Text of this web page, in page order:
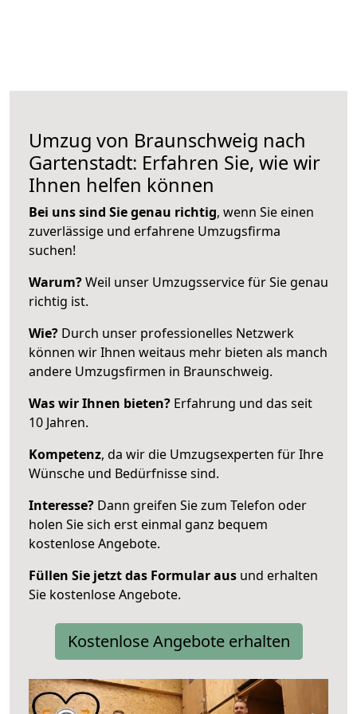
Umzug von Braunschweig nach
Gartenstadt: Erfahren Sie, wie wir
Ihnen helfen können
Bei uns sind Sie genau richtig, wenn Sie einen
zuverlässige und erfahrene Umzugsfirma
suchen!
Warum?Weil unser Umzugsservice für Sie genau
richtig ist.
Wie? Durch unser professionelles Netzwerk
können wir Ihnen weitaus mehr bieten als manch
andere Umzugsfirmen in Braunschweig.
Was wir Ihnen bieten? Erfahrung und das seit
10 Jahren.
Kompetenz, da wir die Umzugsexperten für Ihre
Wünsche und Bedürfnisse sind.
Interesse? Dann greifen Sie zum Telefon oder
holen Sie sich erst einmal ganz bequem
kostenlose Angebote.
Füllen Sie jetzt das Formular aus und erhalten
Sie kostenlose Angebote.
Kostenlose Angebote erhalten